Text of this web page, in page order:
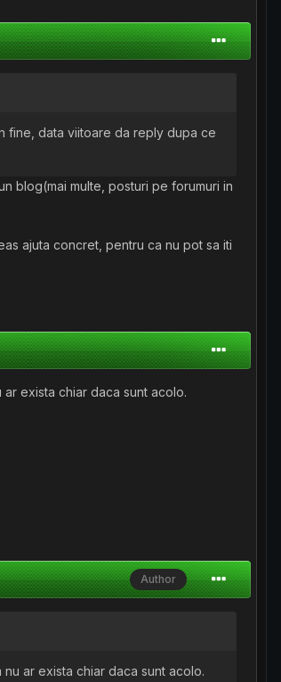
fine, data viitoare da reply dupa ce
blog(mai multe, posturi pe forumuri in
ajuta concret, pentru ca nu pot sa iti
exista chiar daca sunt acolo.
Author
ar exista chiar daca sunt acolo.